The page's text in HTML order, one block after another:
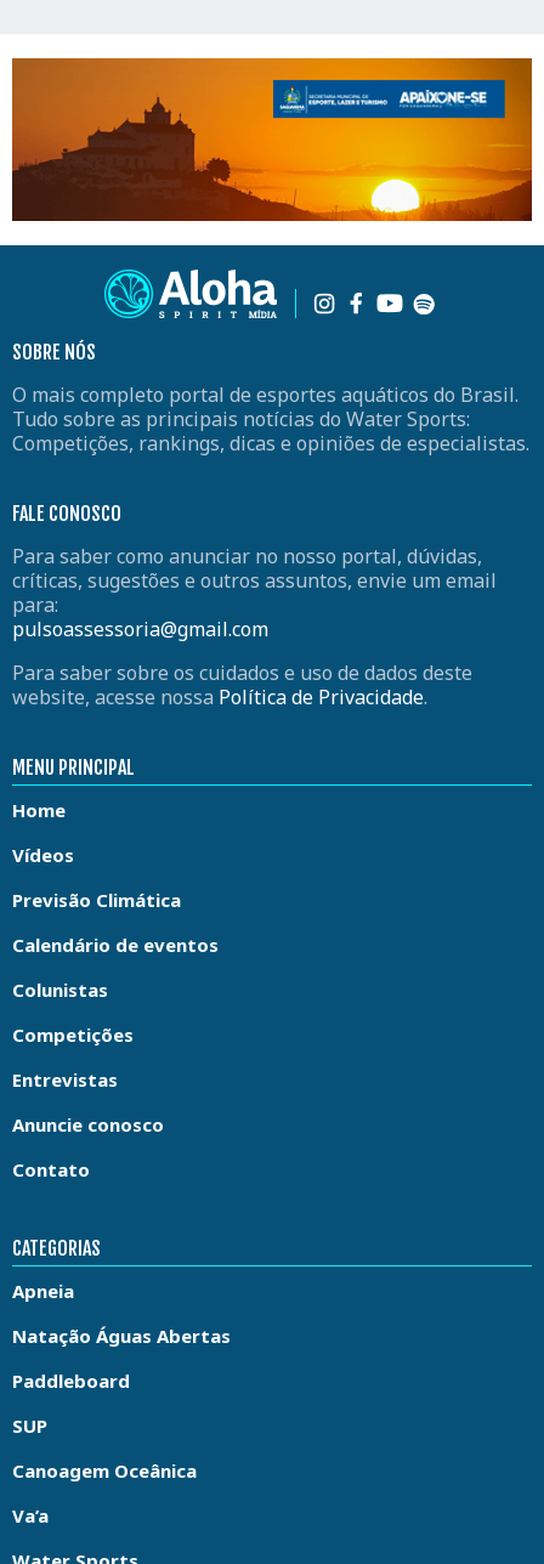
SOBRE NÓS
O mais completo portal de esportes aquáticos do Brasil.
Tudo sobre as principais notícias do Water Sports:
Competições, rankings, dicas e opiniões de especialistas.
FALE CONOSCO
Para saber como anunciar no nosso portal, dúvidas,
críticas, sugestões e outros assuntos, envie um email
para:
pulsoassessoria@gmail.com
Para saber sobre os cuidados e uso de dados deste
website, acesse nossa Política de Privacidade.
MENU PRINCIPAL
Home
Vídeos
Previsão Climática
Calendário de eventos
Colunistas
Competições
Entrevistas
Anuncie conosco
Contato
CATEGORIAS
Apneia
Natação Águas Abertas
Paddleboard
SUP
Canoagem Oceânica
Va’a